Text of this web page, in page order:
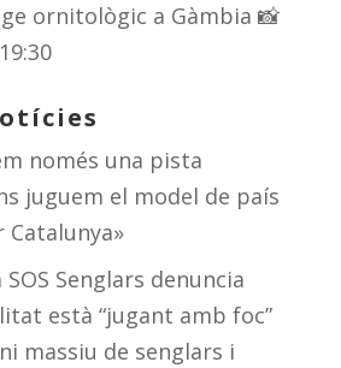
ornitològic a Gàmbia 📸
només una pista
juguem el model de país
Catalunya»
Senglars denuncia
està “jugant amb foc”
massiu de senglars i